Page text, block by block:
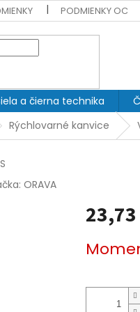
PODMIENKY
a čierna technika
Rýchlovarné kanvice
ORAVA
cena: